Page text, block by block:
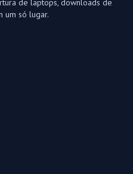
de laptops, downloads de
um só lugar.